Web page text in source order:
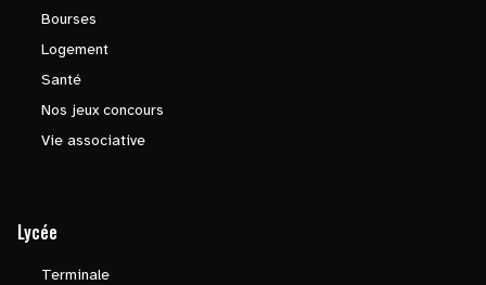
Bourses
Logement
Santé
Nos jeux concours
Vie associative
Lycée
Terminale